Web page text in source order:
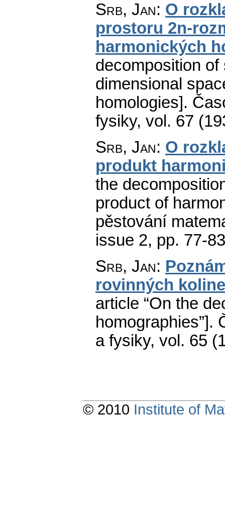
Srb, Jan: O
prostoru 2n-
harmonických
decomposition
dimensional
homologies].
fysiky, vol. 67
Srb, Jan: O
produkt
the
product of
pěstování
issue 2, pp. 77-83
Srb, Jan:
rovinných
article “On the
homographies”].
a fysiky, vol. 65
© 2010 Institute of